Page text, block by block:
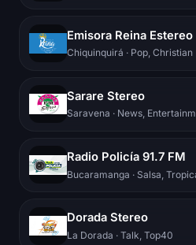
Emisora Reina Estereo
Chiquinquirá · Pop, Christian
Sarare Stereo
Saravena · News,
Radio Policía 91.7 FM
Bucaramanga · Salsa,
Dorada Stereo
La Dorada · Talk, Top40